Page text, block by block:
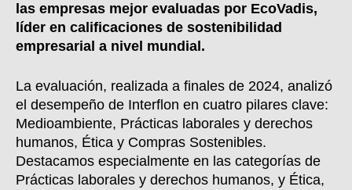
las empresas mejor evaluadas por EcoVadis,
líder en calificaciones de sostenibilidad
empresarial a nivel mundial.
La evaluación, realizada a finales de 2024, analizó
el desempeño de Interflon en cuatro pilares clave:
Medioambiente, Prácticas laborales y derechos
humanos, Ética y Compras Sostenibles.
Destacamos especialmente en las categorías de
Prácticas laborales y derechos humanos, y Ética,